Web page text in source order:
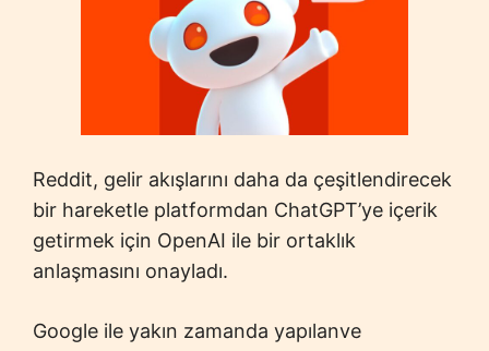
Reddit, gelir akışlarını daha da çeşitlendirecek
bir hareketle platformdan ChatGPT’ye içerik
getirmek için OpenAI ile bir ortaklık
anlaşmasını onayladı.
Google ile yakın zamanda yapılanve